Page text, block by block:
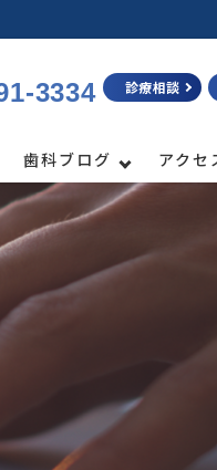
3334 診療相談
歯科ブログ アクセ